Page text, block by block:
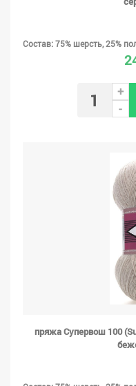
Состав: 75% шерсть, 25%
+
-
пряжа Супервош 100